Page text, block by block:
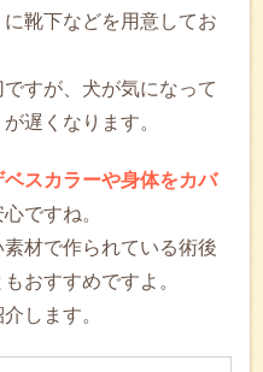
靴下などを用意してお
すが、犬が気になって
遅くなります。
スカラーや身体をカバ
ですね。
材で作られている術後
おすすめですよ。
します。